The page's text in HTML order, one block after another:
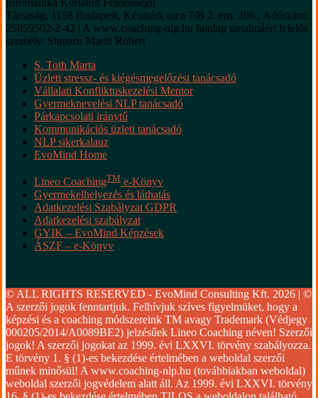
Informatika Korlátolt Felelősségű
Társaság, 1158 Budapest, Késmárk utca 7/B 2. em. 206., Adószám:
25859502-2-42 | A www.coaching-nlp.hu honlap tartalmáért felelős
személy: Stuparu Marin Robert
S. Toth Marta
Üzleti stressz- és kiégésmegelőzési tanácsadó
Vállalati Konfliktuskezelési Mentor
Gyermeknevelési NLP tanácsadó
Párkapcsolati iránytű
Kommunikációs üzleti tanácsadó
NLP sikerkalauz
EvoMind Home
Lineo CoachingTM e-Könyv
Gyermekelhelyezés és láthatás
Adatkezelési Szabályzat GDPR
Adatkezelési szabályzat
GYIK – EvoMind Képzések
ÁSZF – e-Könyv
© ALL RIGHTS RESERVED - EvoMind Consulting Kft. 2026 | ©
A szerzői jogok fenntartjuk. Felhívjuk szíves figyelmüket, hogy a
képzési és a coaching módszereink TM avagy Trademark (Védjegy
000205/2014/A0089BE2) jelzésűek Lineo Coaching néven! Szerzői
jogok! A szerzői jogokat az 1999. évi LXXVI. törvény szabályozza.
E törvény 1. § (1)-es bekezdése értelmében a weboldal szerzői
műnek minősül! A www.coaching-nlp.hu (továbbiakban weboldal)
weboldal szerzői jogvédelem alatt áll. Az 1999. évi LXXVI. törvény